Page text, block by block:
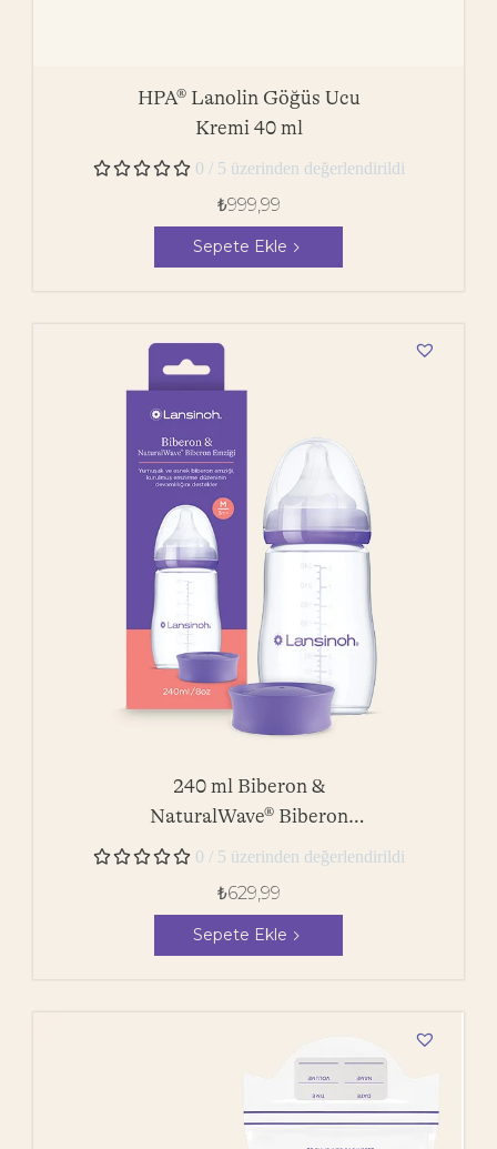
HPA® Lanolin Göğüs Ucu
Kremi 40 ml
 0 / 5 üzerinden değerlendirildi
₺999,99
Sepete Ekle
240 ml Biberon &
NaturalWave® Biberon
Emziği
 0 / 5 üzerinden değerlendirildi
₺629,99
Sepete Ekle